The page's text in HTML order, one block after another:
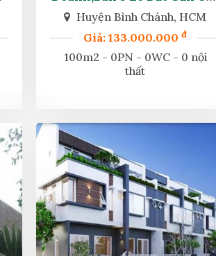
Sáng , Bình Chánh
Huyện Bình Chánh, HCM
Giá: 133.000.000 đ
100m2 - 0PN - 0WC - 0 nội
thất